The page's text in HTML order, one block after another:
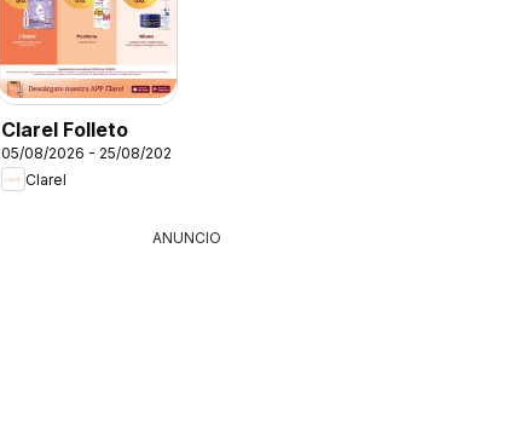
Clarel Folleto
05/08/2026 - 25/08/2026
Clarel
ANUNCIO